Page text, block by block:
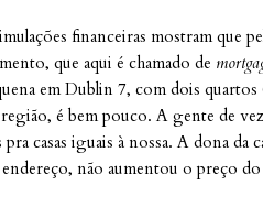
financeiras mostram que
que aqui é chamado de
em Dublin 7, com dois
é bem pouco. A gente de
pra casas iguais à nossa. A dona da
endereço, não aumentou o preço